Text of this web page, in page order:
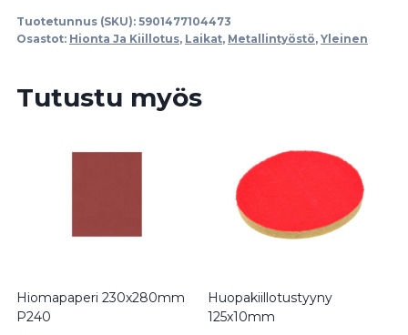
M14
Tuotetunnus (SKU): 5901477104473
Osastot: Hionta Ja Kiillotus, Laikat, Metallintyöstö, Yleinen
Tutustu myös
Hiomapaperi 230x280mm
P240
Huopakiillotustyyny
125x10mm